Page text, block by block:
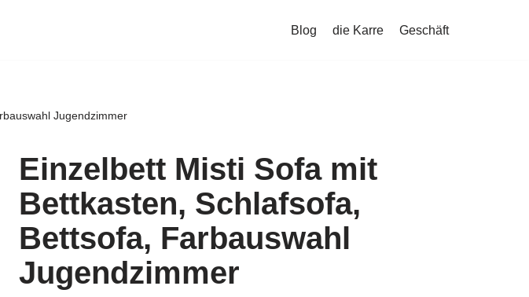
Blog die Karre Geschäft
Jugendzimmer
Einzelbett Misti Sofa mit
Bettkasten, Schlafsofa,
Bettsofa, Farbauswahl
Jugendzimmer